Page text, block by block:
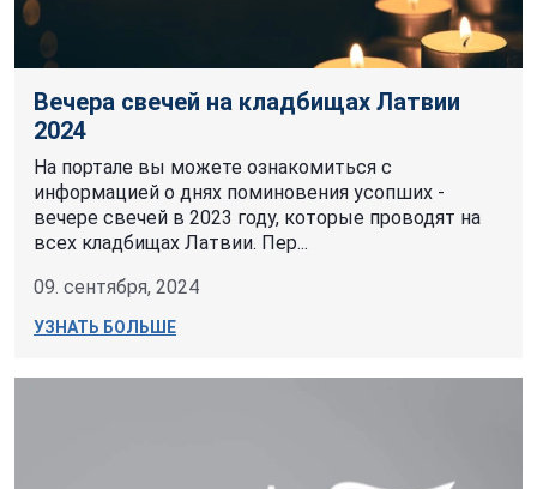
Вечера свечей на кладбищах Латвии
2024
На портале вы можете ознакомиться с
информацией о днях поминовения усопших -
вечере свечей в 2023 году, которые проводят на
всех кладбищах Латвии. Пер...
09. сентября, 2024
УЗНАТЬ БОЛЬШЕ